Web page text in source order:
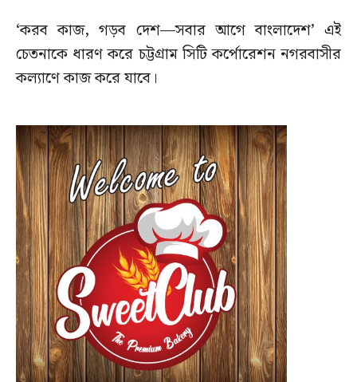
‘করব কাজ, গড়ব দেশ—সবার আগে বাংলাদেশ’ এই
চেতনাকে ধারণ করে চট্টগ্রাম সিটি কর্পোরেশন নগরবাসীর
কল্যাণে কাজ করে যাবে।